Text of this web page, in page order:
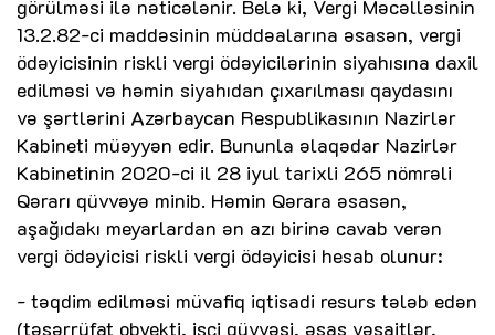
görülməsi ilə nəticələnir. Belə ki, Vergi Məcəlləsinin
13.2.82-ci maddəsinin müddəalarına əsasən, vergi
ödəyicisinin riskli vergi ödəyicilərinin siyahısına daxil
edilməsi və həmin siyahıdan çıxarılması qaydasını
və şərtlərini Azərbaycan Respublikasının Nazirlər
Kabineti müəyyən edir. Bununla əlaqədar Nazirlər
Kabinetinin 2020-ci il 28 iyul tarixli 265 nömrəli
Qərarı qüvvəyə minib. Həmin Qərara əsasən,
aşağıdakı meyarlardan ən azı birinə cavab verən
vergi ödəyicisi riskli vergi ödəyicisi hesab olunur:
- təqdim edilməsi müvafiq iqtisadi resurs tələb edən
(təsərrüfat obyekti, işçi qüvvəsi, əsas vəsaitlər,